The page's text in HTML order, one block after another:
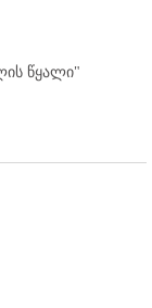
წყალი"